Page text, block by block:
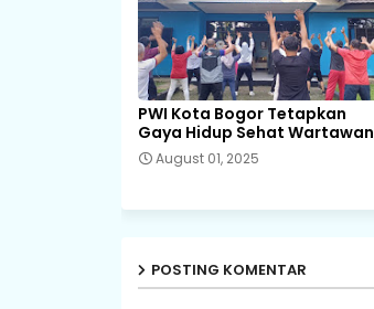
PWI Kota Bogor Tetapkan
Gaya Hidup Sehat Wartawan
August 01, 2025
POSTING KOMENTAR